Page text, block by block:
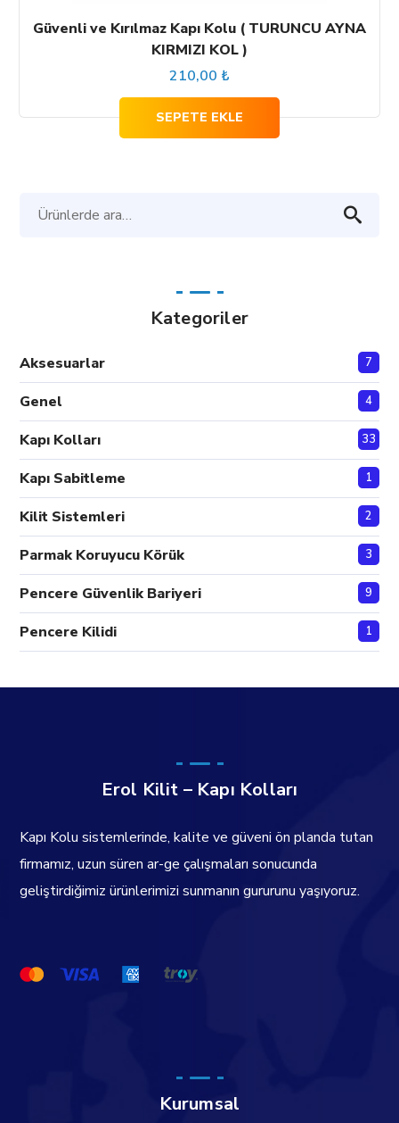
Güvenli ve Kırılmaz Kapı Kolu ( TURUNCU AYNA
KIRMIZI KOL )
210,00 ₺
SEPETE EKLE
Kategoriler
Aksesuarlar 7
Genel 4
Kapı Kolları 33
Kapı Sabitleme 1
Kilit Sistemleri 2
Parmak Koruyucu Körük 3
Pencere Güvenlik Bariyeri 9
Pencere Kilidi 1
Erol Kilit – Kapı Kolları
Kapı Kolu sistemlerinde, kalite ve güveni ön planda tutan
firmamız, uzun süren ar-ge çalışmaları sonucunda
geliştirdiğimiz ürünlerimizi sunmanın gururunu yaşıyoruz.
Kurumsal